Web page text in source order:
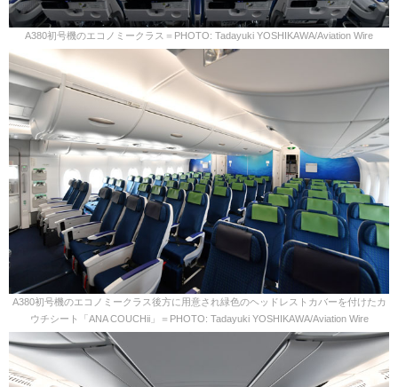
A380初号機のエコノミークラス＝PHOTO: Tadayuki YOSHIKAWA/Aviation Wire
A380初号機のエコノミークラス後方に用意され緑色のヘッドレストカバーを付けたカ
ウチシート「ANA COUCHii」＝PHOTO: Tadayuki YOSHIKAWA/Aviation Wire